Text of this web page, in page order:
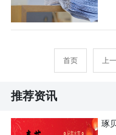
首页 上
推荐资讯
琢